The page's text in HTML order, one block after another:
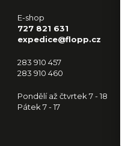
E-shop
727 821 631
expedice@flopp.cz
283 910 457
283 910 460
Pondělí až čtvrtek 7 - 18
Pátek 7 - 17